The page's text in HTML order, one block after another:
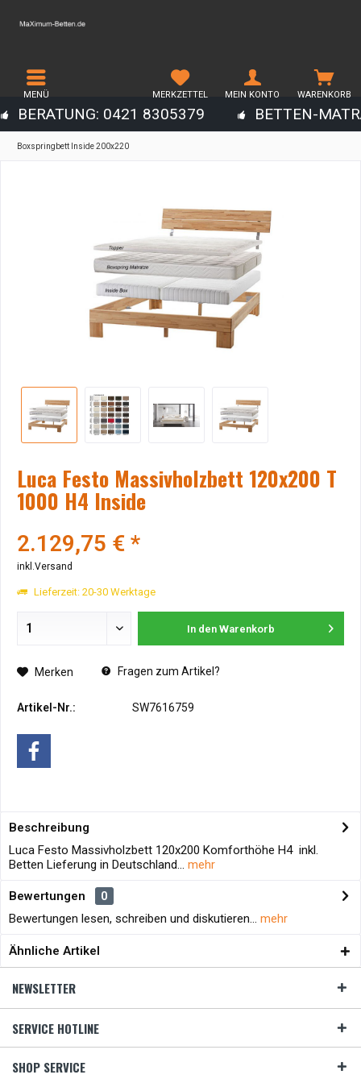
BERATUNG: 0421 8305379 BETTEN-
MENÜ WARENKORB
MERKZETTEL MEIN KONTO
Boxspringbett Inside 200x220
Luca Festo Massivholzbett 120x200 T
1000 H4 Inside
2.129,75 € *
inkl.Versand
Lieferzeit: 20-30 Werktage
In den Warenkorb
Merken Fragen zum Artikel?
Artikel-Nr.: SW7616759
Beschreibung
Luca Festo Massivholzbett 120x200 Komforthöhe H4 inkl.
Betten Lieferung in Deutschland... mehr
Bewertungen
0
Bewertungen lesen, schreiben und diskutieren... mehr
Ähnliche Artikel
NEWSLETTER
SERVICE HOTLINE
SHOP SERVICE